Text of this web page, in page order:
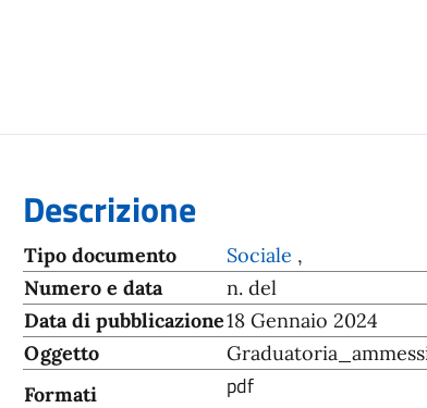
Descrizione
Tipo documento Sociale ,
Numero e data
n. del
Data di pubblicazione18 Gennaio 2024
Oggetto
Formati
pdf